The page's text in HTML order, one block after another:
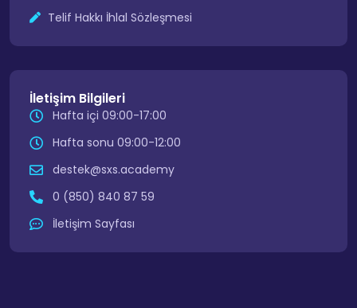
Telif Hakkı İhlal Sözleşmesi
İletişim Bilgileri
Hafta içi 09:00-17:00
Hafta sonu 09:00-12:00
destek@sxs.academy
0 (850) 840 87 59
İletişim Sayfası